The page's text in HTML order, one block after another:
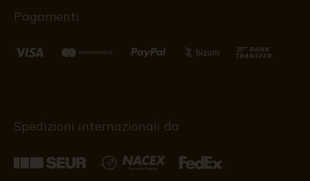
Pagamenti
Spedizioni internazionali da